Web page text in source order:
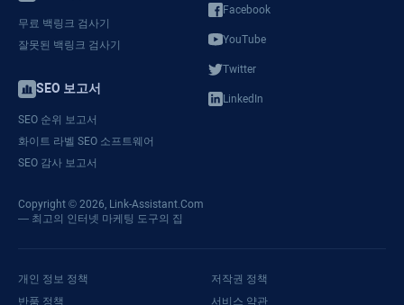
무료 백링크 검사기
잘못된 백링크 검사기
SEO 보고서
SEO 순위 보고서
화이트 라벨 SEO 소프트웨어
SEO 감사 보고서
Facebook
YouTube
Twitter
LinkedIn
Copyright © 2026, Link-Assistant.Com
— 최고의 인터넷 마케팅 도구의 집
개인 정보 정책
저작권 정책
반품 정책
서비스 약관